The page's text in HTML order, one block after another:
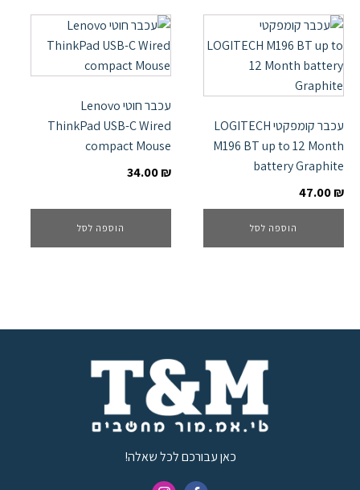
עכבר קומפקטי LOGITECH
M196 BT up to 12 Month
battery Graphite
47.00₪
הוספה לסל
עכבר חוטי Lenovo
ThinkPad USB-C Wired
compact Mouse
34.00₪
הוספה לסל
כאן עבורכם לכל שאלה!